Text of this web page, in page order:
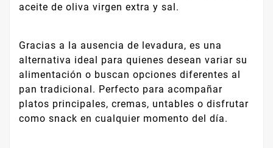
aceite de oliva virgen extra y sal.
Gracias a la ausencia de levadura, es una
alternativa ideal para quienes desean variar su
alimentación o buscan opciones diferentes al
pan tradicional. Perfecto para acompañar
platos principales, cremas, untables o disfrutar
como snack en cualquier momento del día.